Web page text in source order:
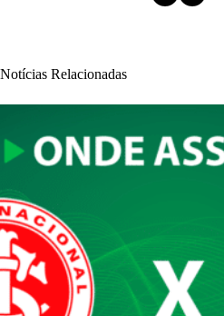
Notícias Relacionadas